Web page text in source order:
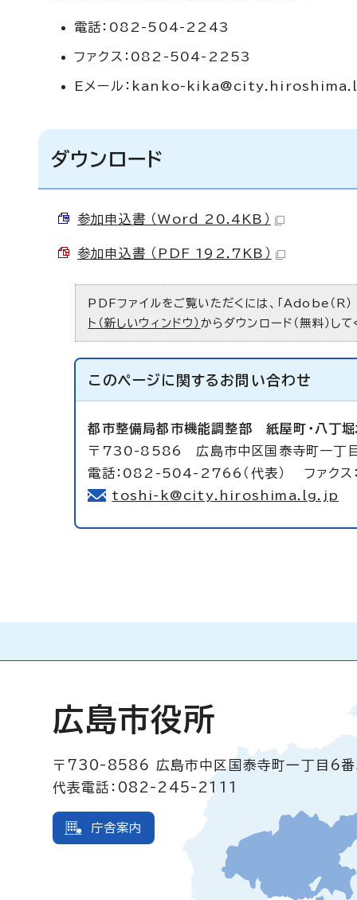
電話：082-504-2243
ファクス：082-504-2253
Eメール： kanko-
ダウンロード
参加申込書 （Word 20.4KB）
参加申込書 （PDF 192.7KB）
PDFファイルをご覧いただくには、「Adobe（R
ト（新しいウィンドウ） からダウンロード（無料）して
このページに関する お問い合わせ
都市整備局都市機能調整部紙屋町・八丁
〒730-8586 広島市中区国泰寺町一丁
電話：082-504-2766（代表） ファク
toshi-k@city.hiroshima.lg.jp
広島市役所
〒730-8586
広島市中区国泰寺町一丁目6
代表電話：082-245-2111
庁舎案内